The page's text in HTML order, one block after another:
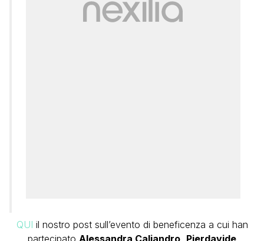
QUI il nostro post sull’evento di beneficenza a cui han
partecipato Alessandra Caliandro, Pierdavide